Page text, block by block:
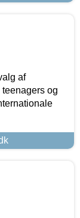
af
og